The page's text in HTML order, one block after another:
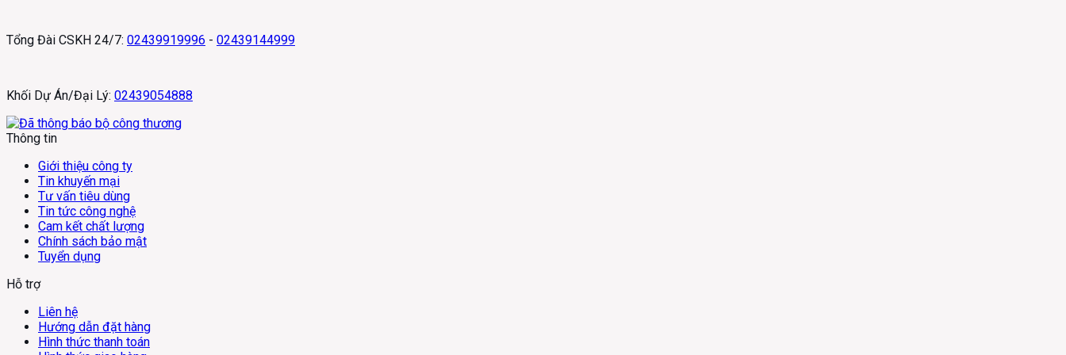
Tổng Đài CSKH 24/7: 02439919996 - 02439144999
Khối Dự Án/Đại Lý: 02439054888
Thông tin
Giới thiệu công ty
Tin khuyến mại
Tư vấn tiêu dùng
Tin tức công nghệ
Cam kết chất lượng
Chính sách bảo mật
Tuyển dụng
Hỗ trợ
Liên hệ
Hướng dẫn đặt hàng
Hình thức thanh toán